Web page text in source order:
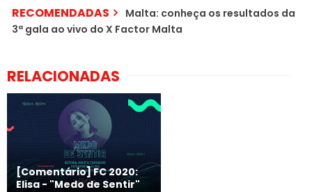
RECOMENDADAS
Malta: conheça os resultados da
3ª gala ao vivo do X Factor Malta
RELACIONADAS
[Comentário] FC 2020:
Elisa - "Medo de Sentir"